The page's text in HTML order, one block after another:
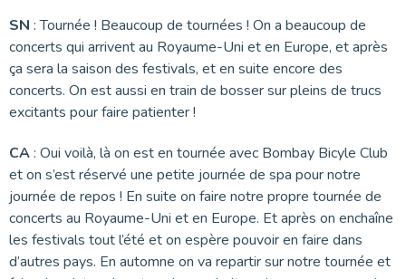
SN : Tournée ! Beaucoup de tournées ! On a beaucoup de
concerts qui arrivent au Royaume-Uni et en Europe, et après
ça sera la saison des festivals, et en suite encore des
concerts. On est aussi en train de bosser sur pleins de trucs
excitants pour faire patienter !
CA: Oui voilà, là on est en tournée avec Bombay Bicyle Club
et on s’est réservé une petite journée de spa pour notre
journée de repos ! En suite on faire notre propre tournée de
concerts au Royaume-Uni et en Europe. Et après on enchaîne
les festivals tout l’été et on espère pouvoir en faire dans
d’autres pays. En automne on va repartir sur notre tournée et